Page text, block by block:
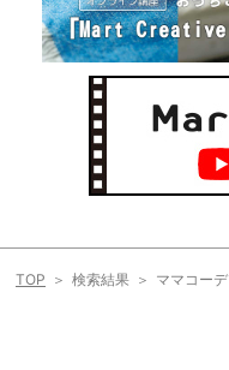
TOP 検索結果 ママコーデ